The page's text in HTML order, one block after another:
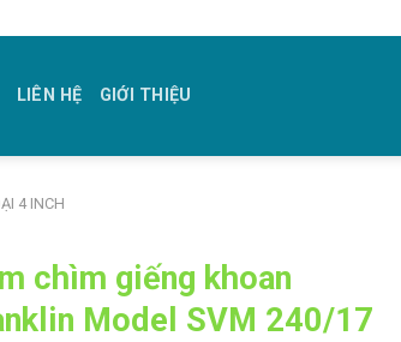
LIÊN HỆ GIỚI THIỆU
4 INCH
chìm giếng khoan
Model SVM 240/17